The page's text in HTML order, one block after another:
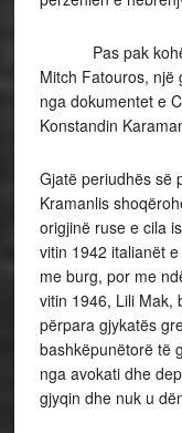
Pas pak
Mitch Fatouros, një
nga dokumentet e
Konstandin
Gjatë periudhës së
Kramanlis
origjinë ruse e cila
vitin 1942 italianët
me burg, por me
vitin 1946, Lili Mak,
përpara gjykatës
bashkëpunëtorë të
nga avokati dhe
gjyqin dhe nuk u